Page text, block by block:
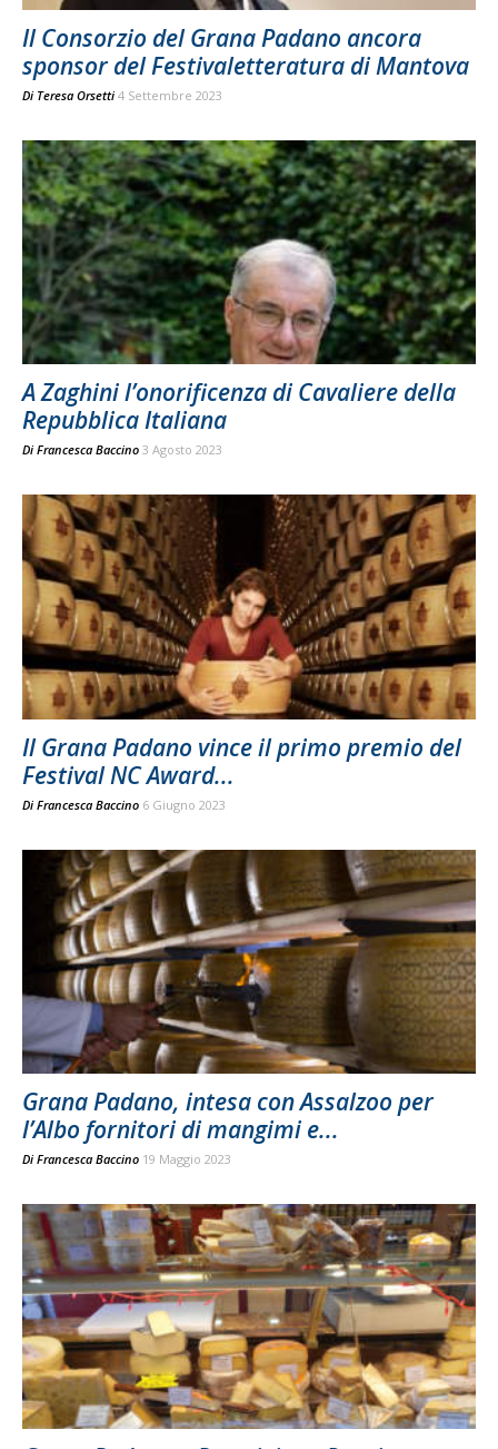
Il Consorzio del Grana Padano ancora
sponsor del Festivaletteratura di Mantova
Di Teresa Orsetti 4 Settembre 2023
A Zaghini l’onorificenza di Cavaliere della
Repubblica Italiana
Di Francesca Baccino 3 Agosto 2023
Il Grana Padano vince il primo premio del
Festival NC Award...
Di Francesca Baccino 6 Giugno 2023
Grana Padano, intesa con Assalzoo per
l’Albo fornitori di mangimi e...
Di Francesca Baccino 19 Maggio 2023